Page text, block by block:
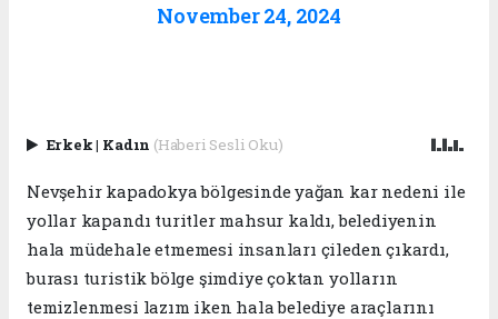
November 24, 2024
Erkek| Kadın (Haberi Sesli Oku)
Nevşehir kapadokya bölgesinde yağan kar nedeni ile
yollar kapandı turitler mahsur kaldı, belediyenin
hala müdehale etmemesi insanları çileden çıkardı,
burası turistik bölge şimdiye çoktan yolların
temizlenmesi lazım iken hala belediye araçlarını